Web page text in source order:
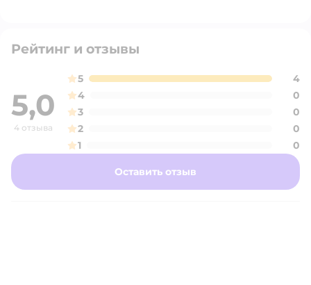
Рейтинг и отзывы
5,0
4 отзыва
5
4
4
0
3
0
2
0
1
0
Оставить отзыв